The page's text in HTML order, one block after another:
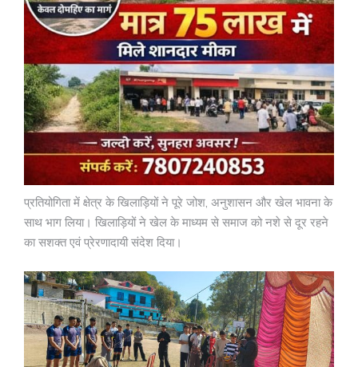
प्रतियोगिता में क्षेत्र के खिलाड़ियों ने पूरे जोश, अनुशासन और खेल भावना के
साथ भाग लिया। खिलाड़ियों ने खेल के माध्यम से समाज को नशे से दूर रहने
का सशक्त एवं प्रेरणादायी संदेश दिया।